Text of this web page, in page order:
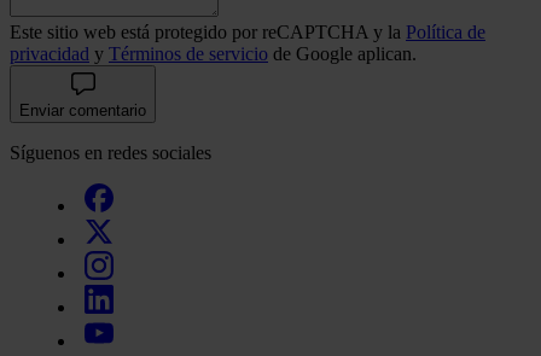
Este sitio web está protegido por reCAPTCHA y la Política de
privacidad y Términos de servicio de Google aplican.
Enviar comentario
Síguenos en redes sociales